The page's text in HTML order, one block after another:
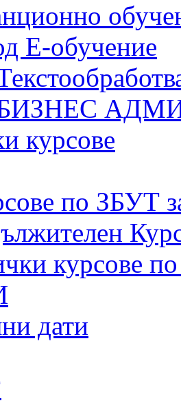
Е-обучение
БИЗНЕС
курсове
по ЗБУТ
курсове
дати